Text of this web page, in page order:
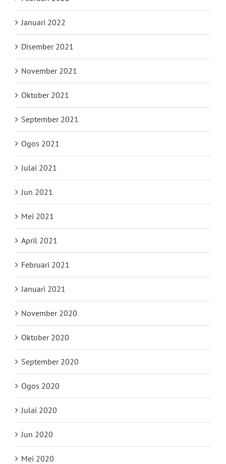
Januari 2022
Disember 2021
November 2021
Oktober 2021
September 2021
Ogos 2021
Julai 2021
Jun 2021
Mei 2021
April 2021
Februari 2021
Januari 2021
November 2020
Oktober 2020
September 2020
Ogos 2020
Julai 2020
Jun 2020
Mei 2020